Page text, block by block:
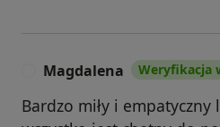
Magdalena Weryfikacja
Bardzo miły i